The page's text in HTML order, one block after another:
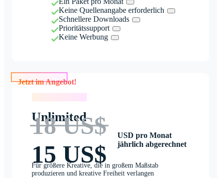
Keine Quellenangabe erforderlich
Schnellere Downloads
Prioritätssupport
Keine Werbung
Jetzt im Angebot!
Unlimited
18 US$
15 US$
USD pro Monat
jährlich abgerechnet
Für größere Kreative, die in großem Maßstab
produzieren und kreative Freiheit verlangen